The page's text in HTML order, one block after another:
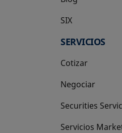
SIX
se abre en una
SERVICIOS
Cotizar
Negociar
Securities
Servicios